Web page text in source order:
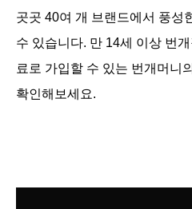
곳곳 40여 개 브랜드에서 풍성
수 있습니다. 만 14세 이상 번
료로 가입할 수 있는 번개머니
확인해보세요.